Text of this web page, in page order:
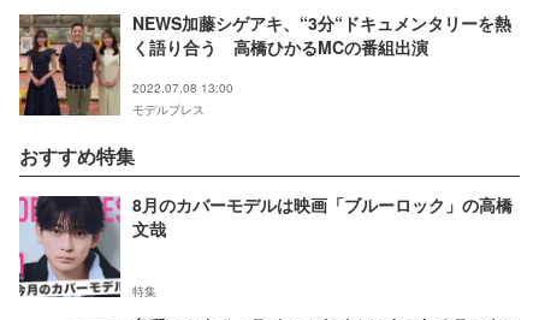
NEWS加藤シゲアキ、“3分“ドキュメンタリーを熱
く語り合う 高橋ひかるMCの番組出演
2022.07.08 13:00
モデルプレス
おすすめ特集
8月のカバーモデルは映画「ブルーロック」の高橋
文哉
特集